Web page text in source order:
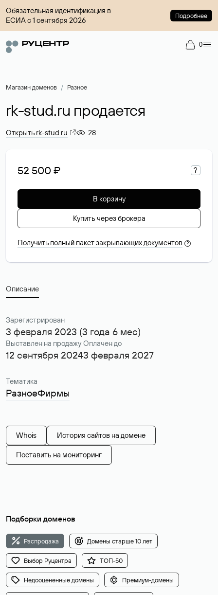
Обязательная идентификация в
ЕСИА с 1 сентября 2026
Подробнее
0
Магазин доменов Разное
rk-stud.ru продается
Открыть rk-stud.ru 28
52 500 ₽ ?
В корзину
Купить через брокера
Получить полный пакет закрывающих документов ?
Описание
Зарегистрирован
3 февраля 2023 (3 года 6 мес)
Выставлен на продажу
12 сентября 2024
Оплачен до
3 февраля 2027
Тематика
РазноеФирмы
Whois История сайтов на домене
Поставить на мониторинг
Подборки доменов
Распродажа Домены старше 10 лет
Выбор Руцентра ТОП-50
Недооцененные домены Премиум-домены